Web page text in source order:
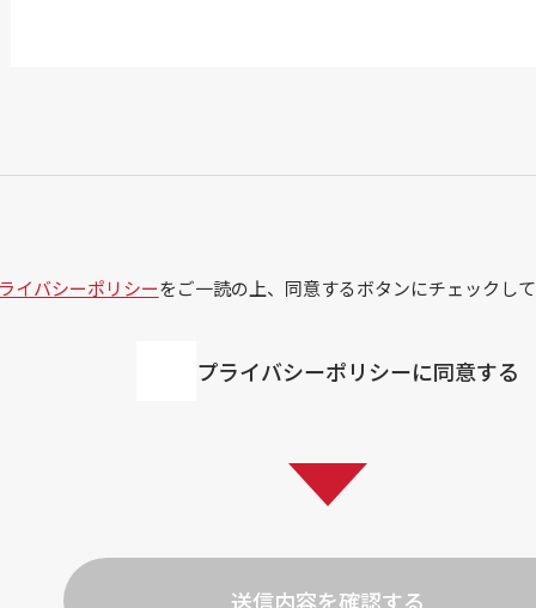
イバシーポリシーをご一読の上、同意するボタンにチェックして
プライバシーポリシーに同意する